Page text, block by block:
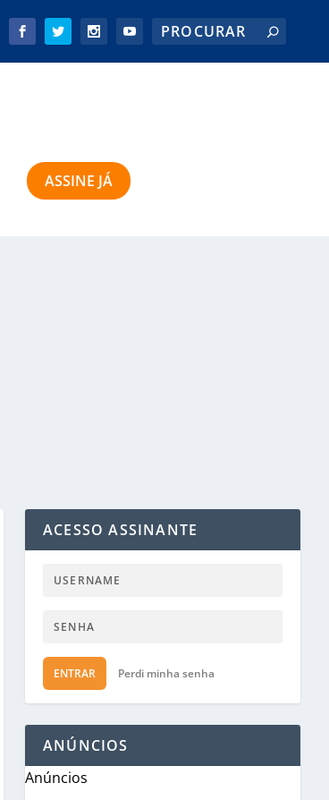
ASSINE JÁ
ACESSO ASSINANTE
ENTRAR Perdi minha senha
ANÚNCIOS
Anúncios